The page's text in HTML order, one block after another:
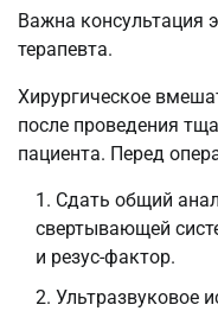
Важна консультация
терапевта.
Хирургическое
после проведения
пациента. Перед
Сдать общий
свертывающей
и резус-фактор.
Ультразвуковое